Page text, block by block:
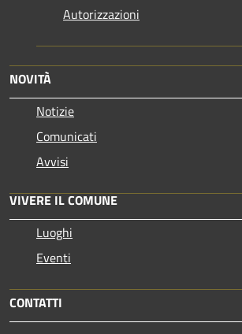
Autorizzazioni
NOVITÀ
Notizie
Comunicati
Avvisi
VIVERE IL COMUNE
Luoghi
Eventi
CONTATTI